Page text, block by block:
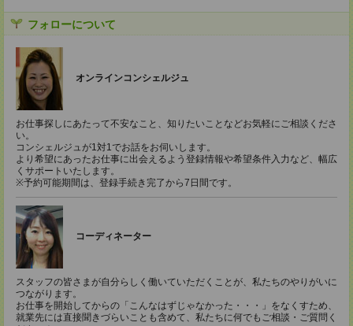
フォローについて
オンラインコンシェルジュ
お仕事探しにあたって不安なこと、知りたいことなどお気軽にご相談くださ
い。
コンシェルジュが1対1でお話をお伺いします。
より希望にあったお仕事に出会えるよう登録情報や希望条件入力など、幅広
くサポートいたします。
※予約可能期間は、登録手続き完了から7日間です。
コーディネーター
スタッフの皆さまが自分らしく働いていただくことが、私たちのやりがいに
つながります。
お仕事を開始してからの「こんなはずじゃなかった・・・」をなくすため、
就業先には直接聞きづらいことも含めて、私たちに何でもご相談・ご質問く